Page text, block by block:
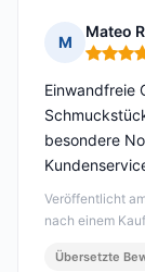
M
Mateo
Veröffentlicht
nach einem
Einwandfreie
besondere
Übersetzte